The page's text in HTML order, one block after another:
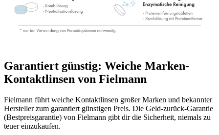
Garantiert günstig: Weiche Marken-
Kontaktlinsen von Fielmann
Fielmann führt weiche Kontaktlinsen großer Marken und bekannter
Hersteller zum garantiert günstigen Preis. Die Geld-zurück-Garantie
(Bestpreisgarantie) von Fielmann gibt dir die Sicherheit, niemals zu
teuer einzukaufen.